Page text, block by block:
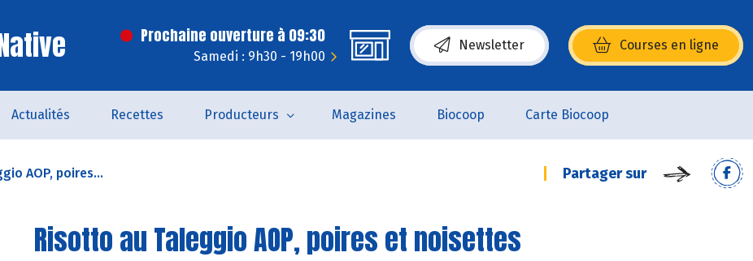
Prochaine ouverture à 09:30
Samedi : 9h30 - 19h00
Newsletter Courses en ligne
(s’ouvre dans une nouvelle fenêtre)
Actualités Recettes Producteurs Magazines Biocoop Carte Biocoop
AOP, poires... Partager sur
Risotto au Taleggio AOP, poires et noisettes